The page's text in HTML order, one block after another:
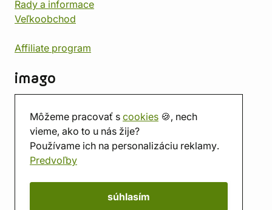
Môžeme pracovať s cookies 🍪, nech
vieme, ako to u nás žije?
Používame ich na personalizáciu reklamy.
Predvoľby
súhlasím
Rady a informace
Veľkoobchod
Affiliate program
imago
Predajňa
Herňa
O nás
Hodnotenie obchodu